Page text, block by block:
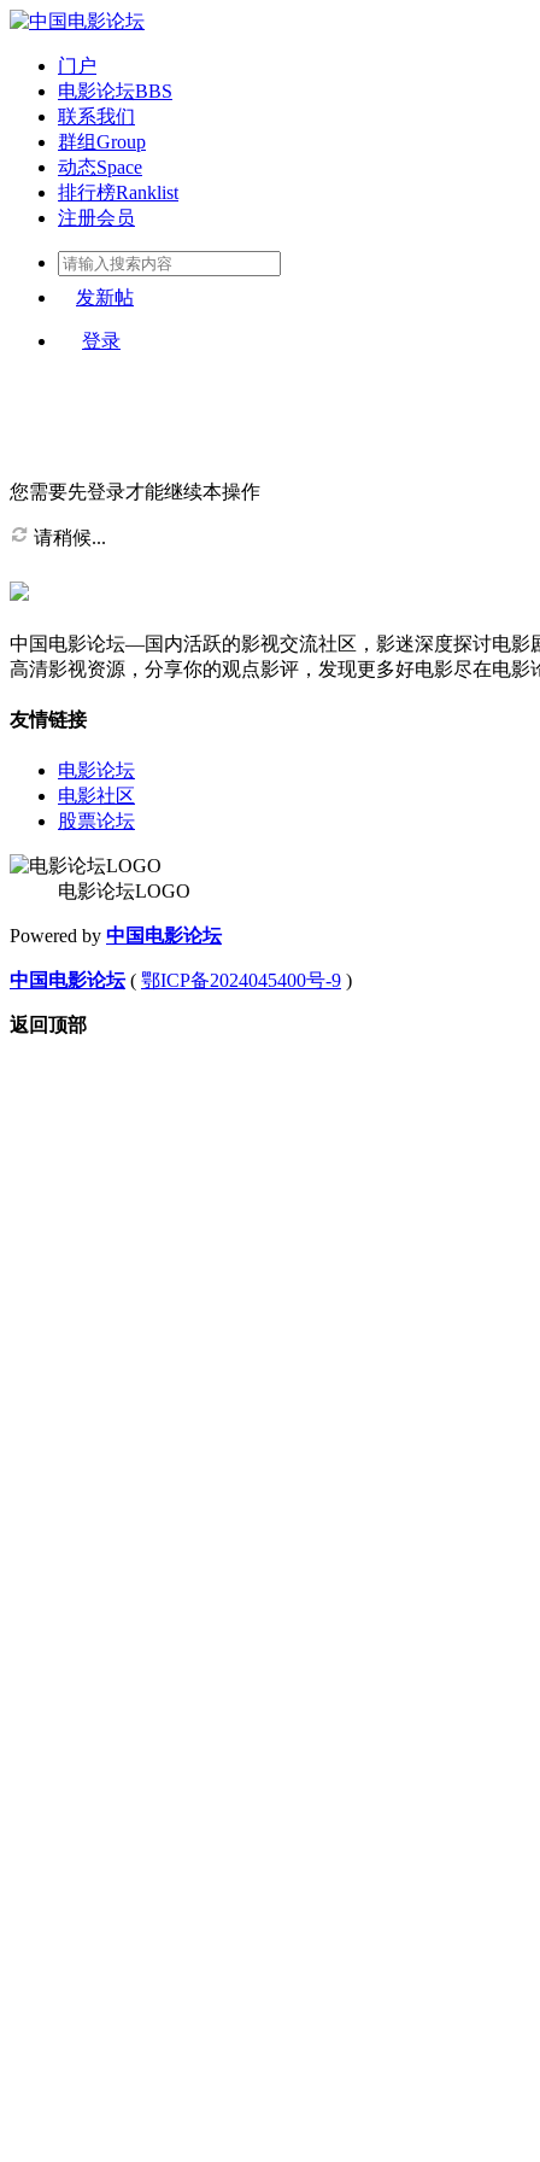
门户
电影论坛BBS
联系我们
群组Group
动态Space
排行榜Ranklist
注册会员
发新帖
登录
您需要先登录才能继续本操作
请稍候...
中国电影论坛—国内活跃的影视交流社区，影迷深度探讨电
高清影视资源，分享你的观点影评，发现更多好电影尽在电影
友情链接
电影论坛
电影社区
股票论坛
电影论坛LOGO
Powered by 中国电影论坛
中国电影论坛( 鄂ICP备2024045400号-9 )
返回顶部